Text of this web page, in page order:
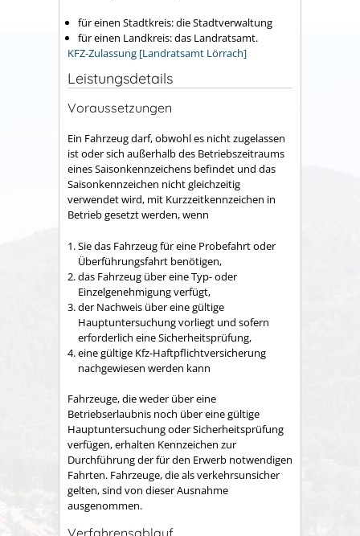
für einen Stadtkreis: die Stadtverwaltung
für einen Landkreis: das Landratsamt.
KFZ-Zulassung [Landratsamt Lörrach]
Leistungsdetails
Voraussetzungen
Ein Fahrzeug darf, obwohl es nicht zugelassen
ist oder sich außerhalb des Betriebszeitraums
eines Saisonkennzeichens befindet und das
Saisonkennzeichen nicht gleichzeitig
verwendet wird, mit Kurzzeitkennzeichen in
Betrieb gesetzt werden, wenn
Sie das Fahrzeug für eine Probefahrt oder
Überführungsfahrt benötigen,
das Fahrzeug über eine Typ- oder
Einzelgenehmigung verfügt,
der Nachweis über eine gültige
Hauptuntersuchung vorliegt und sofern
erforderlich eine Sicherheitsprüfung,
eine gültige Kfz-Haftpflichtversicherung
nachgewiesen werden kann
Fahrzeuge, die weder über eine
Betriebserlaubnis noch über eine gültige
Hauptuntersuchung oder Sicherheitsprüfung
verfügen, erhalten Kennzeichen zur
Durchführung der für den Erwerb notwendigen
Fahrten. Fahrzeuge, die als verkehrsunsicher
gelten, sind von dieser Ausnahme
ausgenommen.
Verfahrensablauf